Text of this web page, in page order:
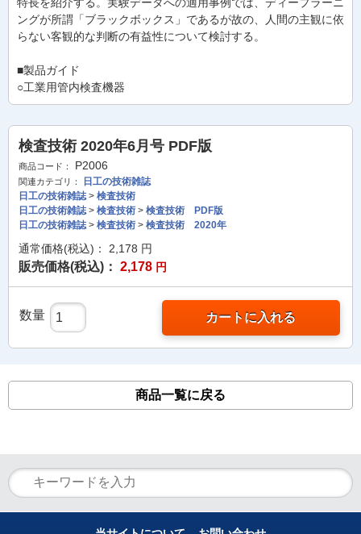
ングが所謂「ブラックボックス」であるが故の、人間の主観に依
らない客観的な判断の有益性について検討する。
■製品ガイド
○工業用管内検査機器
検査技術 2020年6月号 PDF版
商品コード： P2006
関連カテゴリ：
日工の技術雑誌
日工の技術雑誌> 検査技術
日工の技術雑誌> 検査技術 > 検査技術 PDF版
日工の技術雑誌> 検査技術 > 検査技術 2020年
通常価格(税込)： 2,178 円
販売価格(税込)： 2,178 円
数量 カートに入れる
商品一覧に戻る